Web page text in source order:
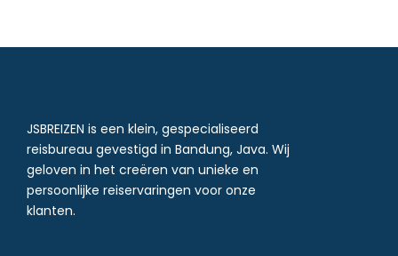
JSBREIZEN is een klein, gespecialiseerd
reisbureau gevestigd in Bandung, Java. Wij
geloven in het creëren van unieke en
persoonlijke reiservaringen voor onze
klanten.